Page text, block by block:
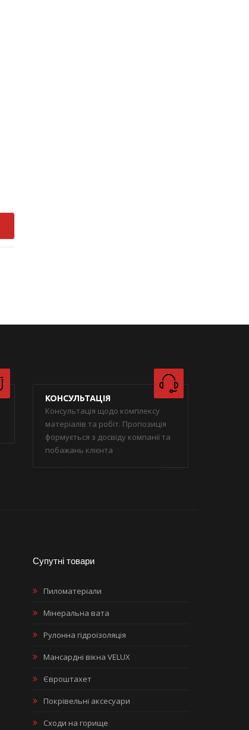
КОНСУЛЬТАЦІЯ
Консультація щодо комплексу
матеріалів та робіт. Пропозиція
формується з досвіду компанії та
побажань клієнта
Супутні товари
Пиломатеріали
Мінеральна вата
Рулонна гідроізоляція
Мансардні вікна VELUX
Євроштахет
Покрівельні аксесуари
Сходи на горище